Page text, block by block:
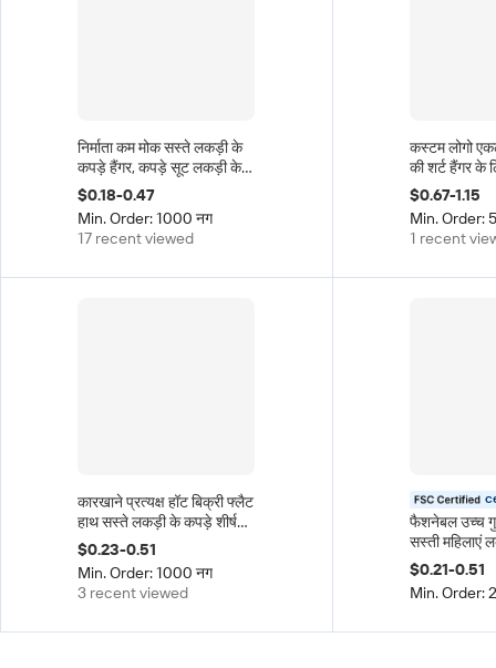
निर्माता कम मोक सस्ते लकड़ी के
कपड़े हैंगर, कपड़े सूट लकड़ी के
हैंगर, कपड़े सूट
$0.18-0.47
Min. Order: 1000 नग
17 recent viewed
कस्टम लोगो
की शर्ट हैंगर के
और सोने के
लिए
$0.67-1.15
Min. Order:
1 recent
कारखाने प्रत्यक्ष हॉट बिक्री फ्लैट
हाथ सस्ते लकड़ी के कपड़े शीर्ष
हेंगर थोक प्राकृतिक ठोस लकड़ी
का हैंगर, अलमारी और लिविंग रूम
के लिए
$0.23-0.51
Min. Order: 1000 नग
3 recent viewed
फैशनेबल उच्च
सस्ती महिलाएं
एकल टियर
$0.21-0.51
Min. Order: